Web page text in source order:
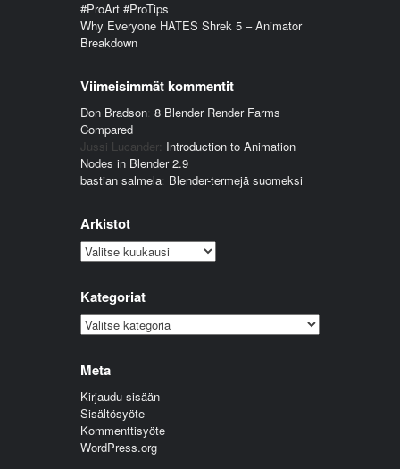
#ProArt #ProTips
Why Everyone HATES Shrek 5 – Animator
Breakdown
Viimeisimmät kommentit
Don Bradson: 8 Blender Render Farms
Compared
Jussi Lucander: Introduction to Animation
Nodes in Blender 2.9
bastian salmela: Blender-termejä suomeksi
Arkistot
Arkistot
Kategoriat
Kategoriat
Meta
Kirjaudu sisään
Sisältösyöte
Kommenttisyöte
WordPress.org